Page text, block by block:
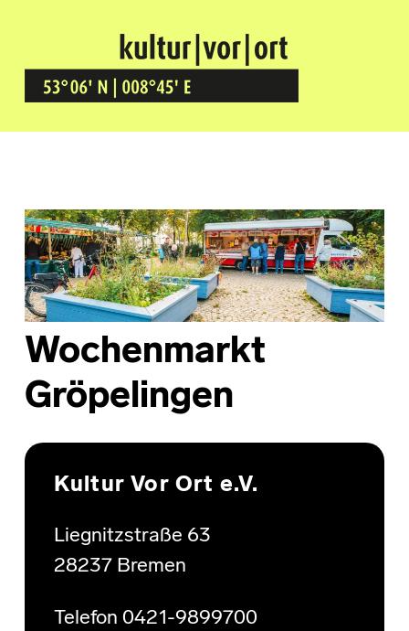
Kultur Vor Ort
BREMEN GRÖPELINGEN
Wochenmarkt
Gröpelingen
Skip back to main navigation
Kultur Vor Ort e.V.
Liegnitzstraße 63
28237 Bremen
Telefon 0421-9899700